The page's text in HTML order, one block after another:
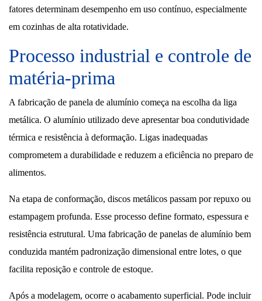
fatores determinam desempenho em uso contínuo, especialmente
em cozinhas de alta rotatividade.
Processo industrial e controle de
matéria-prima
A fabricação de panela de alumínio começa na escolha da liga
metálica. O alumínio utilizado deve apresentar boa condutividade
térmica e resistência à deformação. Ligas inadequadas
comprometem a durabilidade e reduzem a eficiência no preparo de
alimentos.
Na etapa de conformação, discos metálicos passam por repuxo ou
estampagem profunda. Esse processo define formato, espessura e
resistência estrutural. Uma fabricação de panelas de alumínio bem
conduzida mantém padronização dimensional entre lotes, o que
facilita reposição e controle de estoque.
Após a modelagem, ocorre o acabamento superficial. Pode incluir